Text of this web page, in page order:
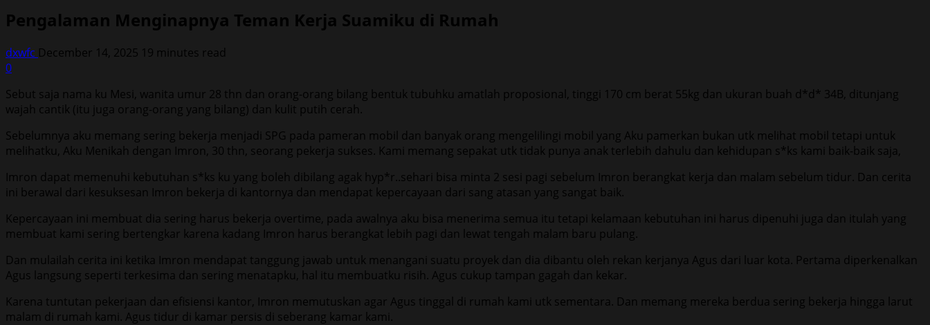
Pengalaman Menginapnya Teman Kerja Suamiku di Rumah
dxwfc December 14, 2025 19 minutes read
0
Sebut saja nama ku Mesi, wanita umur 28 thn dan orang-orang bilang bentuk tubuhku amatlah proposional, tinggi 170 cm berat 55kg dan ukuran buah d*d* 34B, ditunjang
wajah cantik (itu juga orang-orang yang bilang) dan kulit putih cerah.
Sebelumnya aku memang sering bekerja menjadi SPG pada pameran mobil dan banyak orang mengelilingi mobil yang Aku pamerkan bukan utk melihat mobil tetapi untuk
melihatku, Aku Menikah dengan Imron, 30 thn, seorang pekerja sukses. Kami memang sepakat utk tidak punya anak terlebih dahulu dan kehidupan s*ks kami baik-baik saja,
Imron dapat memenuhi kebutuhan s*ks ku yang boleh dibilang agak hyp*r..sehari bisa minta 2 sesi pagi sebelum Imron berangkat kerja dan malam sebelum tidur. Dan cerita
ini berawal dari kesuksesan Imron bekerja di kantornya dan mendapat kepercayaan dari sang atasan yang sangat baik.
Kepercayaan ini membuat dia sering harus bekerja overtime, pada awalnya aku bisa menerima semua itu tetapi kelamaan kebutuhan ini harus dipenuhi juga dan itulah yang
membuat kami sering bertengkar karena kadang Imron harus berangkat lebih pagi dan lewat tengah malam baru pulang.
Dan mulailah cerita ini ketika Imron mendapat tanggung jawab untuk menangani suatu proyek dan dia dibantu oleh rekan kerjanya Agus dari luar kota. Pertama diperkenalkan
Agus langsung seperti terkesima dan sering menatapku, hal itu membuatku risih. Agus cukup tampan gagah dan kekar.
Karena tuntutan pekerjaan dan efisiensi kantor, Imron memutuskan agar Agus tinggal di rumah kami utk sementara. Dan memang mereka berdua sering bekerja hingga larut
malam di rumah kami. Agus tidur di kamar persis di seberang kamar kami.